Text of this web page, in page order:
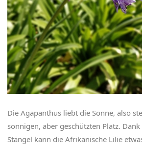
Die Agapanthus liebt die Sonne, also
sonnigen, aber geschützten Platz.
Stängel kann die Afrikanische Lilie